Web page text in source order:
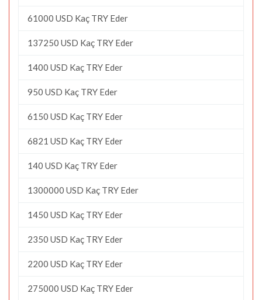
61000 USD Kaç TRY Eder
137250 USD Kaç TRY Eder
1400 USD Kaç TRY Eder
950 USD Kaç TRY Eder
6150 USD Kaç TRY Eder
6821 USD Kaç TRY Eder
140 USD Kaç TRY Eder
1300000 USD Kaç TRY Eder
1450 USD Kaç TRY Eder
2350 USD Kaç TRY Eder
2200 USD Kaç TRY Eder
275000 USD Kaç TRY Eder